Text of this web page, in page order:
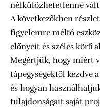
nélkülözhetetlenné
A következőkben
figyelemre méltó
előnyeit és széles körű
Megértjük, hogy miért
tápegységektől kezdve
és hogyan
tulajdonságait saját